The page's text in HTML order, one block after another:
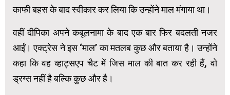
काफी बहस के बाद स्वीकार कर लिया कि उन्होंने माल मंगाया था।
वहीं दीपिका अपने कबूलनामा के बाद एक बार फिर बदलती नजर
आईं। एक्ट्रेस ने इस ‘माल’ का मतलब कुछ और बताया है। उन्होंने
कहा कि वह व्हाट्सएप चैट में जिस माल की बात कर रही हैं, वो
ड्रग्स नहीं है बल्कि कुछ और है।